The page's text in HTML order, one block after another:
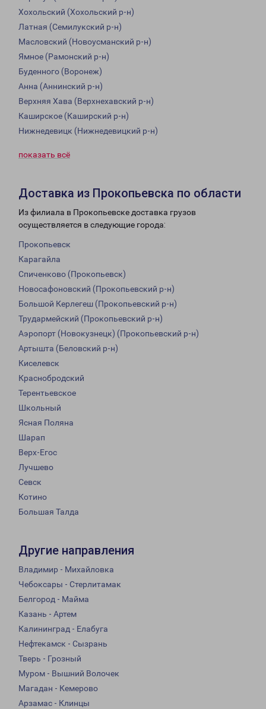
Хохольский (Хохольский р-н)
Латная (Семилукский р-н)
Масловский (Новоусманский р-н)
Ямное (Рамонский р-н)
Буденного (Воронеж)
Анна (Аннинский р-н)
Верхняя Хава (Верхнехавский р-н)
Каширское (Каширский р-н)
Нижнедевицк (Нижнедевицкий р-н)
показать всё
Доставка из Прокопьевска по области
Из филиала в Прокопьевске доставка грузов
осуществляется в следующие города:
Прокопьевск
Карагайла
Спиченково (Прокопьевск)
Новосафоновский (Прокопьевский р-н)
Большой Керлегеш (Прокопьевский р-н)
Трудармейский (Прокопьевский р-н)
Аэропорт (Новокузнецк) (Прокопьевский р-н)
Артышта (Беловский р-н)
Киселевск
Краснобродский
Терентьевское
Школьный
Ясная Поляна
Шарап
Верх-Егос
Лучшево
Севск
Котино
Большая Талда
Другие направления
Владимир - Михайловка
Чебоксары - Стерлитамак
Белгород - Майма
Казань - Артем
Калининград - Елабуга
Нефтекамск - Сызрань
Тверь - Грозный
Муром - Вышний Волочек
Магадан - Кемерово
Арзамас - Клинцы